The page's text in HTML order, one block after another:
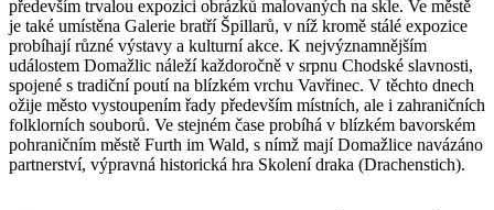
především trvalou expozici obrázků malovaných na skle. Ve městě
je také umístěna Galerie bratří Špillarů, v níž kromě stálé expozice
probíhají různé výstavy a kulturní akce. K nejvýznamnějším
událostem Domažlic náleží každoročně v srpnu Chodské slavnosti,
spojené s tradiční poutí na blízkém vrchu Vavřinec. V těchto dnech
ožije město vystoupením řady především místních, ale i zahraničních
folklorních souborů. Ve stejném čase probíhá v blízkém bavorském
pohraničním městě Furth im Wald, s nímž mají Domažlice navázáno
partnerství, výpravná historická hra Skolení draka (Drachenstich).